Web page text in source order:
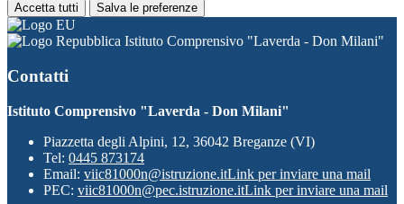
Accetta tutti Salva le preferenze
Istituto Comprensivo "Laverda - Don Milani"
Contatti
Istituto Comprensivo "Laverda - Don Milani"
Piazzetta degli Alpini, 12, 36042 Breganze (VI)
Tel: 0445 873174
Email: viic81000n@istruzione.itLink per inviare una mail
PEC: viic81000n@pec.istruzione.itLink per inviare una mail